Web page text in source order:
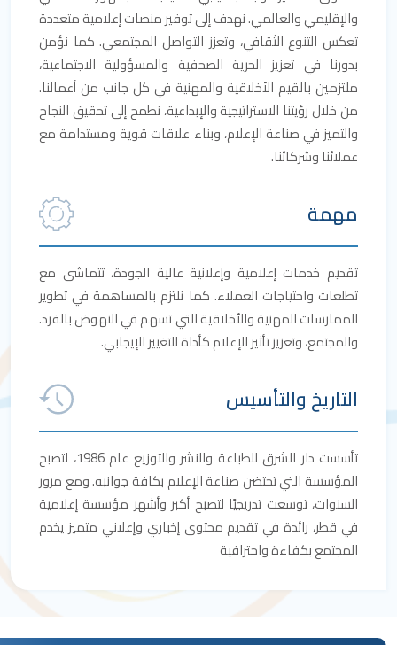
والعالمي. نهدف إلى توفير منصات إعلامية متعددة
التنوع الثقافي، وتعزز التواصل المجتمعي. كما نؤمن
في تعزيز الحرية الصحفية والمسؤولية الاجتماعية،
بالقيم الأخلاقية والمهنية في كل جانب من أعمالنا.
خلال رؤيتنا الاستراتيجية والإبداعية، نطمح إلى تحقيق النجاح
في صناعة الإعلام، وبناء علاقات قوية ومستدامة مع
وشركائنا.
خدمات إعلامية وإعلانية عالية الجودة، تتماشى مع
واحتياجات العملاء. كما نلتزم بالمساهمة في تطوير
المهنية والأخلاقية التي تسهم في النهوض بالفرد.
وتعزيز تأثير الإعلام كأداة للتغيير الإيجابي.
والتأسيس
تأسست دار الشرق للطباعة والنشر والتوزيع عام 1986، لتصبح
التي تحتضن صناعة الإعلام بكافة جوانبه. ومع مرور
توسعت تدريجيًا لتصبح أكبر وأشهر مؤسسة إعلامية
قطر، رائدة في تقديم محتوى إخباري وإعلاني متميز يخدم
بكفاءة واحترافية